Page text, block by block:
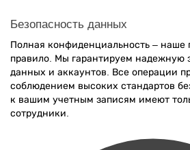
Безопасность данных
Полная конфиденциальность – наше
правило. Мы гарантируем надежную
данных и аккаунтов. Все операции
соблюдением высоких стандартов
к вашим учетным записям имеют
сотрудники.